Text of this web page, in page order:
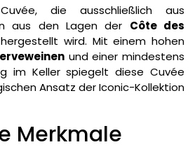
die ausschließlich aus
aus den Lagen der Côte des
wird. Mit einem hohen
und einer mindestens
im Keller spiegelt diese Cuvée
Ansatz der Iconic-Kollektion
Merkmale